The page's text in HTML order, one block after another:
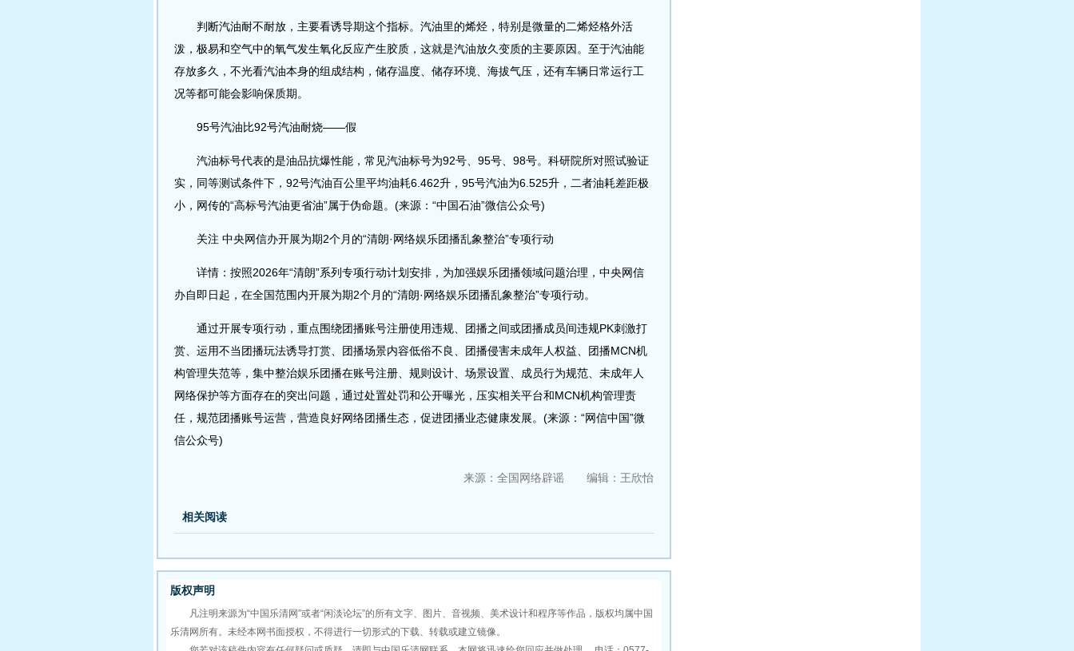
判断汽油耐不耐放，主要看诱导期这个指标。汽油里的烯烃，特别是微量的二烯烃格外活
泼，极易和空气中的氧气发生氧化反应产生胶质，这就是汽油放久变质的主要原因。至于汽油能
存放多久，不光看汽油本身的组成结构，储存温度、储存环境、海拔气压，还有车辆日常运行工
况等都可能会影响保质期。
95号汽油比92号汽油耐烧——假
汽油标号代表的是油品抗爆性能，常见汽油标号为92号、95号、98号。科研院所对照试验证
实，同等测试条件下，92号汽油百公里平均油耗6.462升，95号汽油为6.525升，二者油耗差距极
小，网传的“高标号汽油更省油”属于伪命题。(来源：“中国石油”微信公众号)
关注 中央网信办开展为期2个月的“清朗·网络娱乐团播乱象整治”专项行动
详情：按照2026年“清朗”系列专项行动计划安排，为加强娱乐团播领域问题治理，中央网信
办自即日起，在全国范围内开展为期2个月的“清朗·网络娱乐团播乱象整治”专项行动。
通过开展专项行动，重点围绕团播账号注册使用违规、团播之间或团播成员间违规PK刺激打
赏、运用不当团播玩法诱导打赏、团播场景内容低俗不良、团播侵害未成年人权益、团播MCN机
构管理失范等，集中整治娱乐团播在账号注册、规则设计、场景设置、成员行为规范、未成年人
网络保护等方面存在的突出问题，通过处置处罚和公开曝光，压实相关平台和MCN机构管理责
任，规范团播账号运营，营造良好网络团播生态，促进团播业态健康发展。(来源：“网信中国”微
信公众号)
来源：全国网络辟谣 编辑：王欣怡
相关阅读
版权声明
凡注明来源为“中国乐清网”或者“闲淡论坛”的所有文字、图片、音视频、美术设计和程序等作品，版权均属中国
乐清网所有。未经本网书面授权，不得进行一切形式的下载、转载或建立镜像。